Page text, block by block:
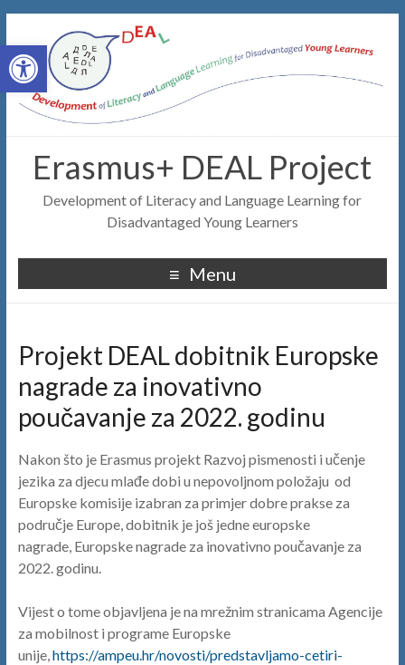
Open toolbar
Erasmus+ DEAL Project
Development of Literacy and Language Learning for
Disadvantaged Young Learners
Menu
Projekt DEAL dobitnik Europske
nagrade za inovativno
poučavanje za 2022. godinu
Nakon što je Erasmus projekt Razvoj pismenosti i učenje
jezika za djecu mlađe dobi u nepovoljnom položaju od
Europske komisije izabran za primjer dobre prakse za
područje Europe, dobitnik je još jedne europske
nagrade, Europske nagrade za inovativno poučavanje za
2022. godinu.
Vijest o tome objavljena je na mrežnim stranicama Agencije
za mobilnost i programe Europske
unije,https://ampeu.hr/novosti/predstavljamo-cetiri-